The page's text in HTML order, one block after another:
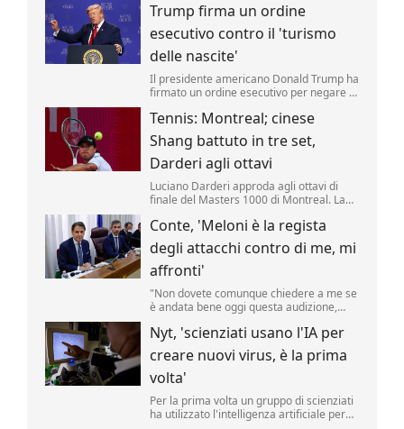
riporta una fonte militare.
Trump firma un ordine
esecutivo contro il 'turismo
delle nascite'
Il presidente americano Donald Trump ha
firmato un ordine esecutivo per negare la
Uniti nell'ambito del cosiddetto 'turismo
delle nascite'. Lo ha annunciato il tycoon,
incontrando i media nello Studio Ovale. .
Tennis: Montreal; cinese
Shang battuto in tre set,
Darderi agli ottavi
Luciano Darderi approda agli ottavi di
finale del Masters 1000 di Montreal. La
superato in rimonta il cinese Shang
Juncheng, n.
Conte, 'Meloni è la regista
degli attacchi contro di me, mi
affronti'
"Non dovete comunque chiedere a me se
è andata bene oggi questa audizione,
soddisfatta, perché lei è la regista di tutto
Nyt, 'scienziati usano l'IA per
creare nuovi virus, è la prima
volta'
Per la prima volta un gruppo di scienziati
ha utilizzato l'intelligenza artificiale per